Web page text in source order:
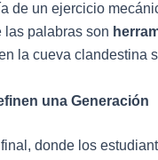
de un ejercicio
las palabras son
la cueva clandestina
una Generación
donde los